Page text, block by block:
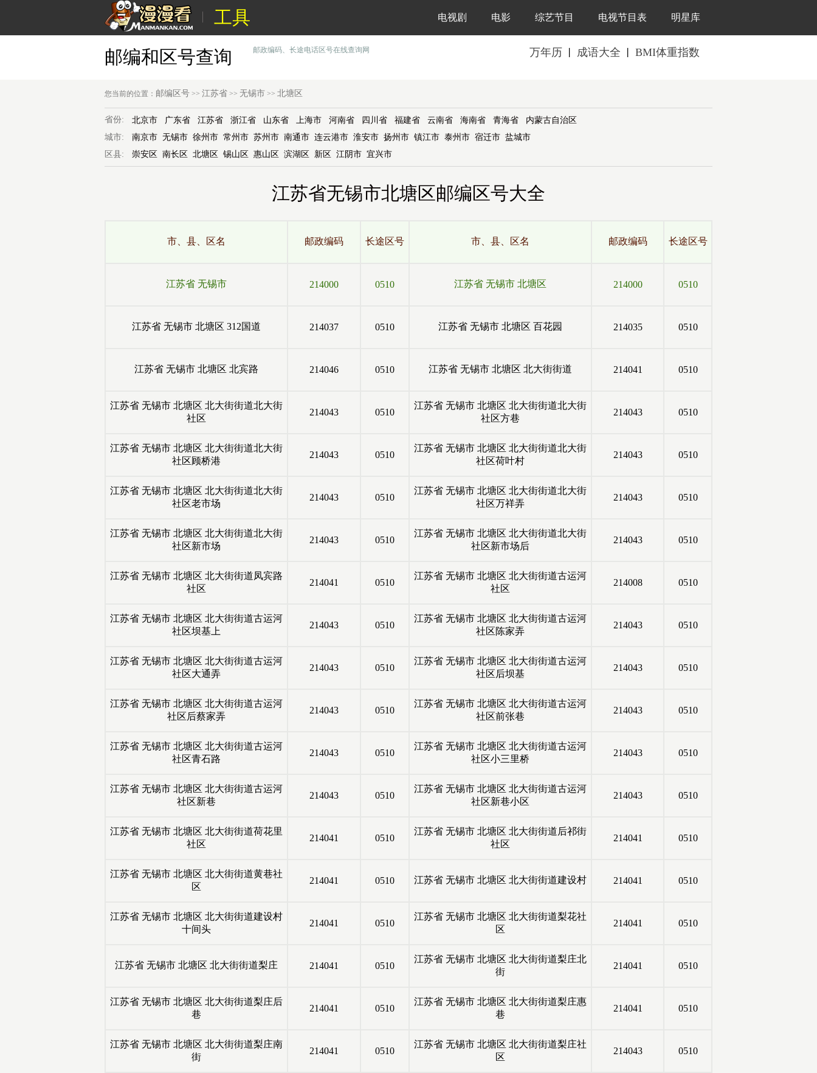
工具 明星库
电视节目表
综艺节目
电影
电视剧
邮编和区号查询 邮政编码、长途电话区号在线查询网 万年历 成语大全 BMI体重指数
您当前的位置： 邮编区号 >> 江苏省 >> 无锡市 >> 北塘区
省份: 北京市 广东省 江苏省 浙江省 山东省 上海市 河南省 四川省 福建省 云南省 海南省 青海省
内蒙古自治区
城市:
南京市 无锡市 徐州市 常州市 苏州市 南通市 连云港市 淮安市 扬州市 镇江市 泰州市 宿迁市 盐城市
区县:
崇安区 南长区 北塘区 锡山区 惠山区 滨湖区 新区 江阴市 宜兴市
江苏省无锡市北塘区邮编区号大全
市、县、区名 邮政编码 长途区号 市、县、区名 邮政编码 长途区号
江苏省 无锡市 214000 0510 江苏省 无锡市 北塘区 214000 0510
江苏省 无锡市 北塘区 312国道 214037 0510 江苏省 无锡市 北塘区 百花园 214035 0510
江苏省 无锡市 北塘区 北宾路 214046 0510 江苏省 无锡市 北塘区 北大街街道 214041 0510
江苏省 无锡市 北塘区 北大街街道北大街
社区
214043 0510
江苏省 无锡市 北塘区 北大街街道北大街
社区方巷
214043 0510
江苏省 无锡市 北塘区 北大街街道北大街
社区顾桥港
214043 0510
江苏省 无锡市 北塘区 北大街街道北大街
社区荷叶村
214043 0510
江苏省 无锡市 北塘区 北大街街道北大街
社区老市场
214043 0510
江苏省 无锡市 北塘区 北大街街道北大街
社区万祥弄
214043 0510
江苏省 无锡市 北塘区 北大街街道北大街
社区新市场
214043 0510
江苏省 无锡市 北塘区 北大街街道北大街
社区新市场后
214043 0510
江苏省 无锡市 北塘区 北大街街道凤宾路
社区
214041 0510
江苏省 无锡市 北塘区 北大街街道古运河
社区
214008 0510
江苏省 无锡市 北塘区 北大街街道古运河
社区坝基上
214043 0510
江苏省 无锡市 北塘区 北大街街道古运河
社区陈家弄
214043 0510
江苏省 无锡市 北塘区 北大街街道古运河
社区大通弄
214043 0510
江苏省 无锡市 北塘区 北大街街道古运河
社区后坝基
214043 0510
江苏省 无锡市 北塘区 北大街街道古运河
社区后蔡家弄
214043 0510
江苏省 无锡市 北塘区 北大街街道古运河
社区前张巷
214043 0510
江苏省 无锡市 北塘区 北大街街道古运河
社区青石路
214043 0510
江苏省 无锡市 北塘区 北大街街道古运河
社区小三里桥
214043 0510
江苏省 无锡市 北塘区 北大街街道古运河
社区新巷
214043 0510
江苏省 无锡市 北塘区 北大街街道古运河
社区新巷小区
214043 0510
江苏省 无锡市 北塘区 北大街街道荷花里
社区
214041 0510
江苏省 无锡市 北塘区 北大街街道后祁街
社区
214041 0510
江苏省 无锡市 北塘区 北大街街道黄巷社
区
214041 0510 江苏省 无锡市 北塘区 北大街街道建设村 214041 0510
江苏省 无锡市 北塘区 北大街街道建设村
十间头
214041 0510
江苏省 无锡市 北塘区 北大街街道梨花社
区
214041 0510
江苏省 无锡市 北塘区 北大街街道梨庄 214041 0510
江苏省 无锡市 北塘区 北大街街道梨庄北
街
214041 0510
江苏省 无锡市 北塘区 北大街街道梨庄后
巷
214041 0510
江苏省 无锡市 北塘区 北大街街道梨庄惠
巷
214041 0510
江苏省 无锡市 北塘区 北大街街道梨庄南
街
214041 0510
江苏省 无锡市 北塘区 北大街街道梨庄社
区
214043 0510